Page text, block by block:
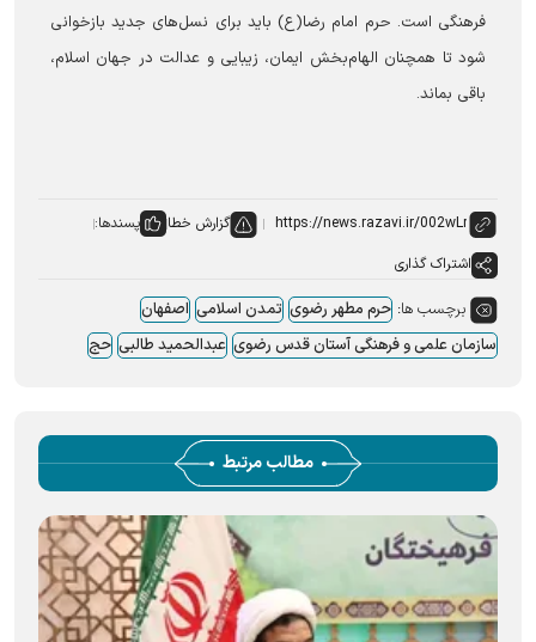
فرهنگی است. حرم امام رضا(ع) باید برای نسل‌های جدید بازخوانی
شود تا همچنان الهام‌بخش ایمان، زیبایی و عدالت در جهان اسلام،
باقی بماند.
گزارش خطا
پسندها:
اشتراک گذاری
برچسب ها: حرم مطهر رضوی تمدن اسلامی اصفهان
سازمان علمی و فرهنگی آستان قدس رضوی عبدالحمید طالبی حج
مطالب مرتبط